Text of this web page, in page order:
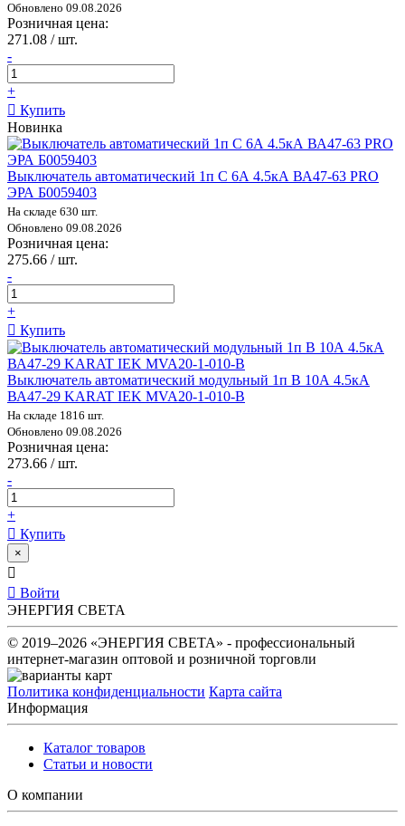
Обновлено 09.08.2026
Розничная цена:
271.08 / шт.
-
+
Купить
Новинка
Выключатель автоматический 1п C 6А 4.5кА ВА47-63 PRO
ЭРА Б0059403
На складе 630 шт.
Обновлено 09.08.2026
Розничная цена:
275.66 / шт.
-
+
Купить
Выключатель автоматический модульный 1п B 10А 4.5кА
ВА47-29 KARAT IEK MVA20-1-010-B
На складе 1816 шт.
Обновлено 09.08.2026
Розничная цена:
273.66 / шт.
-
+
Купить
×
Войти
ЭНЕРГИЯ СВЕТА
© 2019–2026 «ЭНЕРГИЯ СВЕТА» - профессиональный
интернет-магазин оптовой и розничной торговли
Политика конфиденциальности Карта сайта
Информация
Каталог товаров
Статьи и новости
О компании